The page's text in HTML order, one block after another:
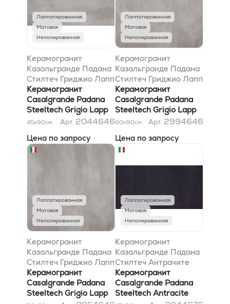
Лаппатированная
Матовая
Неполированная
Керамогранит
Казальгранде Падана
Стилтеч Гриджио Лапп
45x90
Керамогранит
Casalgrande Padana
Steeltech Grigio Lapp
45x90
45x90см Арт. 2044646
Цена по запросу
Лаппатированная
Матовая
Неполированная
Керамогранит
Казальгранде Падана
Стилтеч Гриджио Лапп
90x90
Керамогранит
Casalgrande Padana
Steeltech Grigio Lapp
90x90
90x90см Арт. 2994646
Цена по запросу
Лаппатированная
Матовая
Неполированная
Керамогранит
Казальгранде Падана
Стилтеч Гриджио Лапп
60x60
Керамогранит
Casalgrande Padana
Steeltech Grigio Lapp
Лаппатированная
Матовая
Неполированная
Керамогранит
Казальгранде Падана
Стилтеч Антрачите
Лапп 45x90
Керамогранит
Casalgrande Padana
Steeltech Antracite